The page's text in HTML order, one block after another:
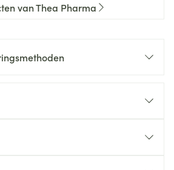
van Thea Pharma